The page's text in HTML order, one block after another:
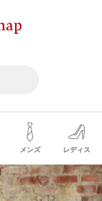
メンズ レディス